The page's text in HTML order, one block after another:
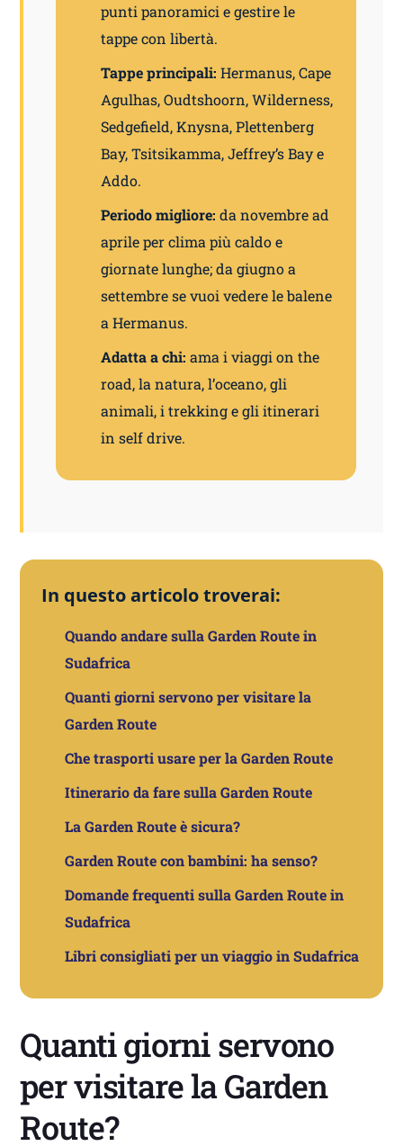
punti panoramici e gestire le
tappe con libertà.
Tappe principali: Hermanus, Cape
Agulhas, Oudtshoorn, Wilderness,
Sedgefield, Knysna, Plettenberg
Bay, Tsitsikamma, Jeffrey’s Bay e
Addo.
Periodo migliore: da novembre ad
aprile per clima più caldo e
giornate lunghe; da giugno a
settembre se vuoi vedere le balene
a Hermanus.
Adatta a chi: ama i viaggi on the
road, la natura, l’oceano, gli
animali, i trekking e gli itinerari
in self drive.
In questo articolo troverai:
Quando andare sulla Garden Route in
Sudafrica
Quanti giorni servono per visitare la
Garden Route
Che trasporti usare per la Garden Route
Itinerario da fare sulla Garden Route
La Garden Route è sicura?
Garden Route con bambini: ha senso?
Domande frequenti sulla Garden Route in
Sudafrica
Libri consigliati per un viaggio in Sudafrica
Quanti giorni servono
per visitare la Garden
Route?